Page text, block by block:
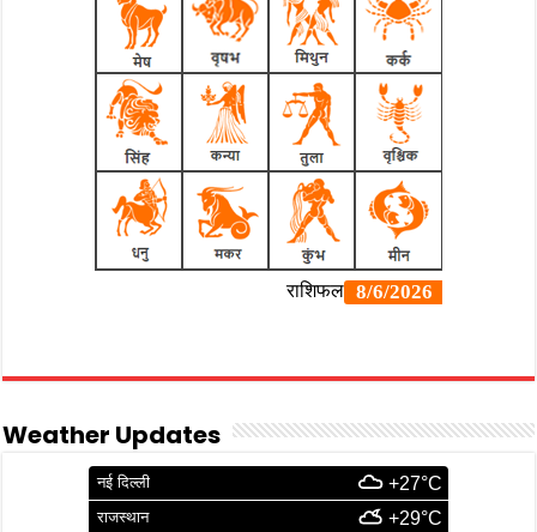
Weather Updates
नई दिल्ली +27°C
राजस्थान +29°C